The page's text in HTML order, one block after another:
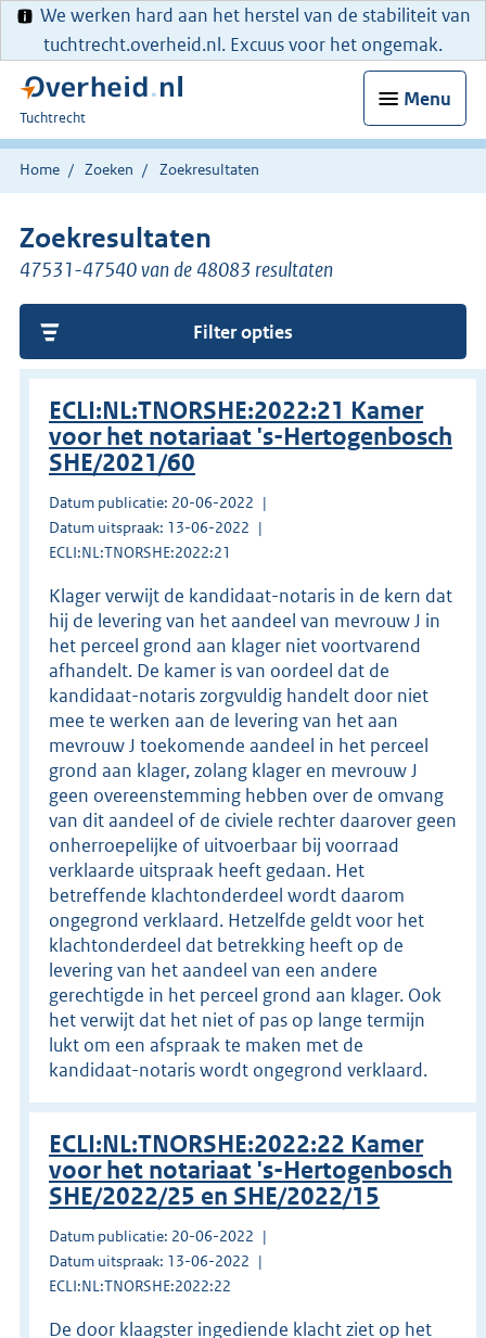
We werken hard aan het herstel van de stabiliteit van
tuchtrecht.overheid.nl. Excuus voor het ongemak.
Menu
U
bent
hier:
Tuchtrecht
Home Zoeken Zoekresultaten
Zoekresultaten
47531-47540 van de 48083 resultaten
Filter opties
ECLI:NL:TNORSHE:2022:21 Kamer
voor het notariaat 's-Hertogenbosch
SHE/2021/60
Datum publicatie: 20-06-2022
Datum uitspraak: 13-06-2022
ECLI:NL:TNORSHE:2022:21
Klager verwijt de kandidaat-notaris in de kern dat
hij de levering van het aandeel van mevrouw J in
het perceel grond aan klager niet voortvarend
afhandelt. De kamer is van oordeel dat de
kandidaat-notaris zorgvuldig handelt door niet
mee te werken aan de levering van het aan
mevrouw J toekomende aandeel in het perceel
grond aan klager, zolang klager en mevrouw J
geen overeenstemming hebben over de omvang
van dit aandeel of de civiele rechter daarover geen
onherroepelijke of uitvoerbaar bij voorraad
verklaarde uitspraak heeft gedaan. Het
betreffende klachtonderdeel wordt daarom
ongegrond verklaard. Hetzelfde geldt voor het
klachtonderdeel dat betrekking heeft op de
levering van het aandeel van een andere
gerechtigde in het perceel grond aan klager. Ook
het verwijt dat het niet of pas op lange termijn
lukt om een afspraak te maken met de
kandidaat-notaris wordt ongegrond verklaard.
ECLI:NL:TNORSHE:2022:22 Kamer
voor het notariaat 's-Hertogenbosch
SHE/2022/25 en SHE/2022/15
Datum publicatie: 20-06-2022
Datum uitspraak: 13-06-2022
ECLI:NL:TNORSHE:2022:22
De door klaagster ingediende klacht ziet op het